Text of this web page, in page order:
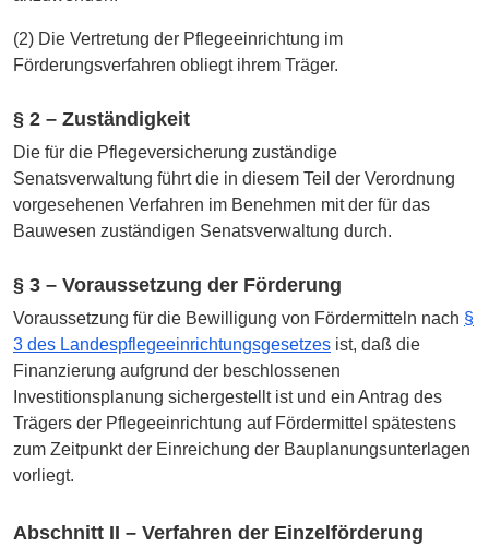
(2) Die Vertretung der Pflegeeinrichtung im
Förderungsverfahren obliegt ihrem Träger.
§ 2 – Zuständigkeit
Die für die Pflegeversicherung zuständige
Senatsverwaltung führt die in diesem Teil der Verordnung
vorgesehenen Verfahren im Benehmen mit der für das
Bauwesen zuständigen Senatsverwaltung durch.
§ 3 – Voraussetzung der Förderung
Voraussetzung für die Bewilligung von Fördermitteln nach §
3 des Landespflegeeinrichtungsgesetzes ist, daß die
Finanzierung aufgrund der beschlossenen
Investitionsplanung sichergestellt ist und ein Antrag des
Trägers der Pflegeeinrichtung auf Fördermittel spätestens
zum Zeitpunkt der Einreichung der Bauplanungsunterlagen
vorliegt.
Abschnitt II – Verfahren der Einzelförderung